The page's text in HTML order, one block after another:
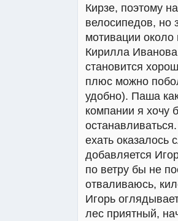
Кирзе, поэтому
велосипедов, но
мотивации
Кирилла
становится
плюс можно
удобно). Паша
компании я хочу
ехать оказалось
добавляется
по ветру бы не
отваливаюсь,
Игорь
лес приятный,